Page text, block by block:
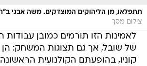
תתפלאו, מן הליהוקים המוצדקים. משה אבגי
צילום מסך
לאמינות הזו תורמים כמובן עבודות
של שובל, אך גם תצוגות המשחק:
קוניו, בהופעתם הקולנועית